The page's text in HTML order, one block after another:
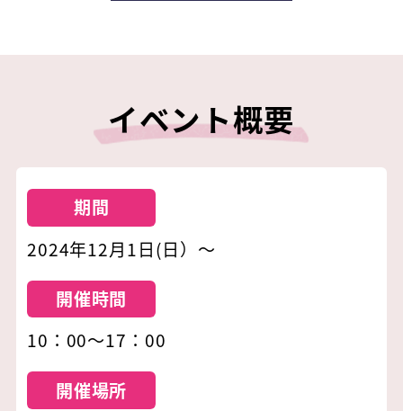
イベント概要
期間
2024年12月1日(日）～
開催時間
10：00～17：00
開催場所